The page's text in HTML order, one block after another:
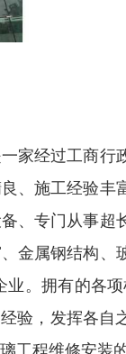
家经过工商
、施工经验
、专门从事
金属钢结构
。拥有的各
验，发挥各
工程维修安